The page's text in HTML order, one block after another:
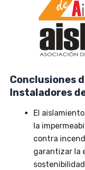
Conclusiones
Instaladores
El
la
contra
garantizar la